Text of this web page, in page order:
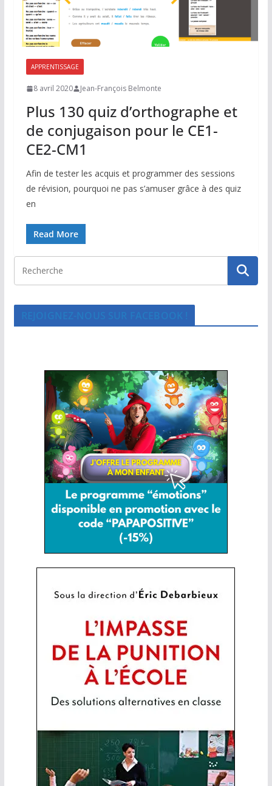
APPRENTISSAGE
8 avril 2020 Jean-François Belmonte
Plus 130 quiz d’orthographe et
de conjugaison pour le CE1-
CE2-CM1
Afin de tester les acquis et programmer des sessions
de révision, pourquoi ne pas s’amuser grâce à des quiz
en
Read More
REJOIGNEZ-NOUS SUR FACEBOOK !